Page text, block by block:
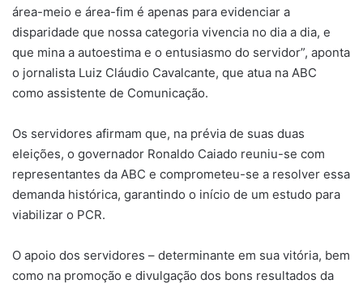
área-meio e área-fim é apenas para evidenciar a
disparidade que nossa categoria vivencia no dia a dia, e
que mina a autoestima e o entusiasmo do servidor”, aponta
o jornalista Luiz Cláudio Cavalcante, que atua na ABC
como assistente de Comunicação.
Os servidores afirmam que, na prévia de suas duas
eleições, o governador Ronaldo Caiado reuniu-se com
representantes da ABC e comprometeu-se a resolver essa
demanda histórica, garantindo o início de um estudo para
viabilizar o PCR.
O apoio dos servidores – determinante em sua vitória, bem
como na promoção e divulgação dos bons resultados da